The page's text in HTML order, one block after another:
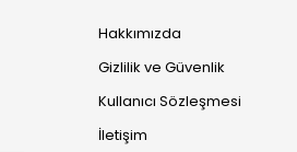
Hakkımızda
Gizlilik ve Güvenlik
Kullanıcı Sözleşmesi
İletişim